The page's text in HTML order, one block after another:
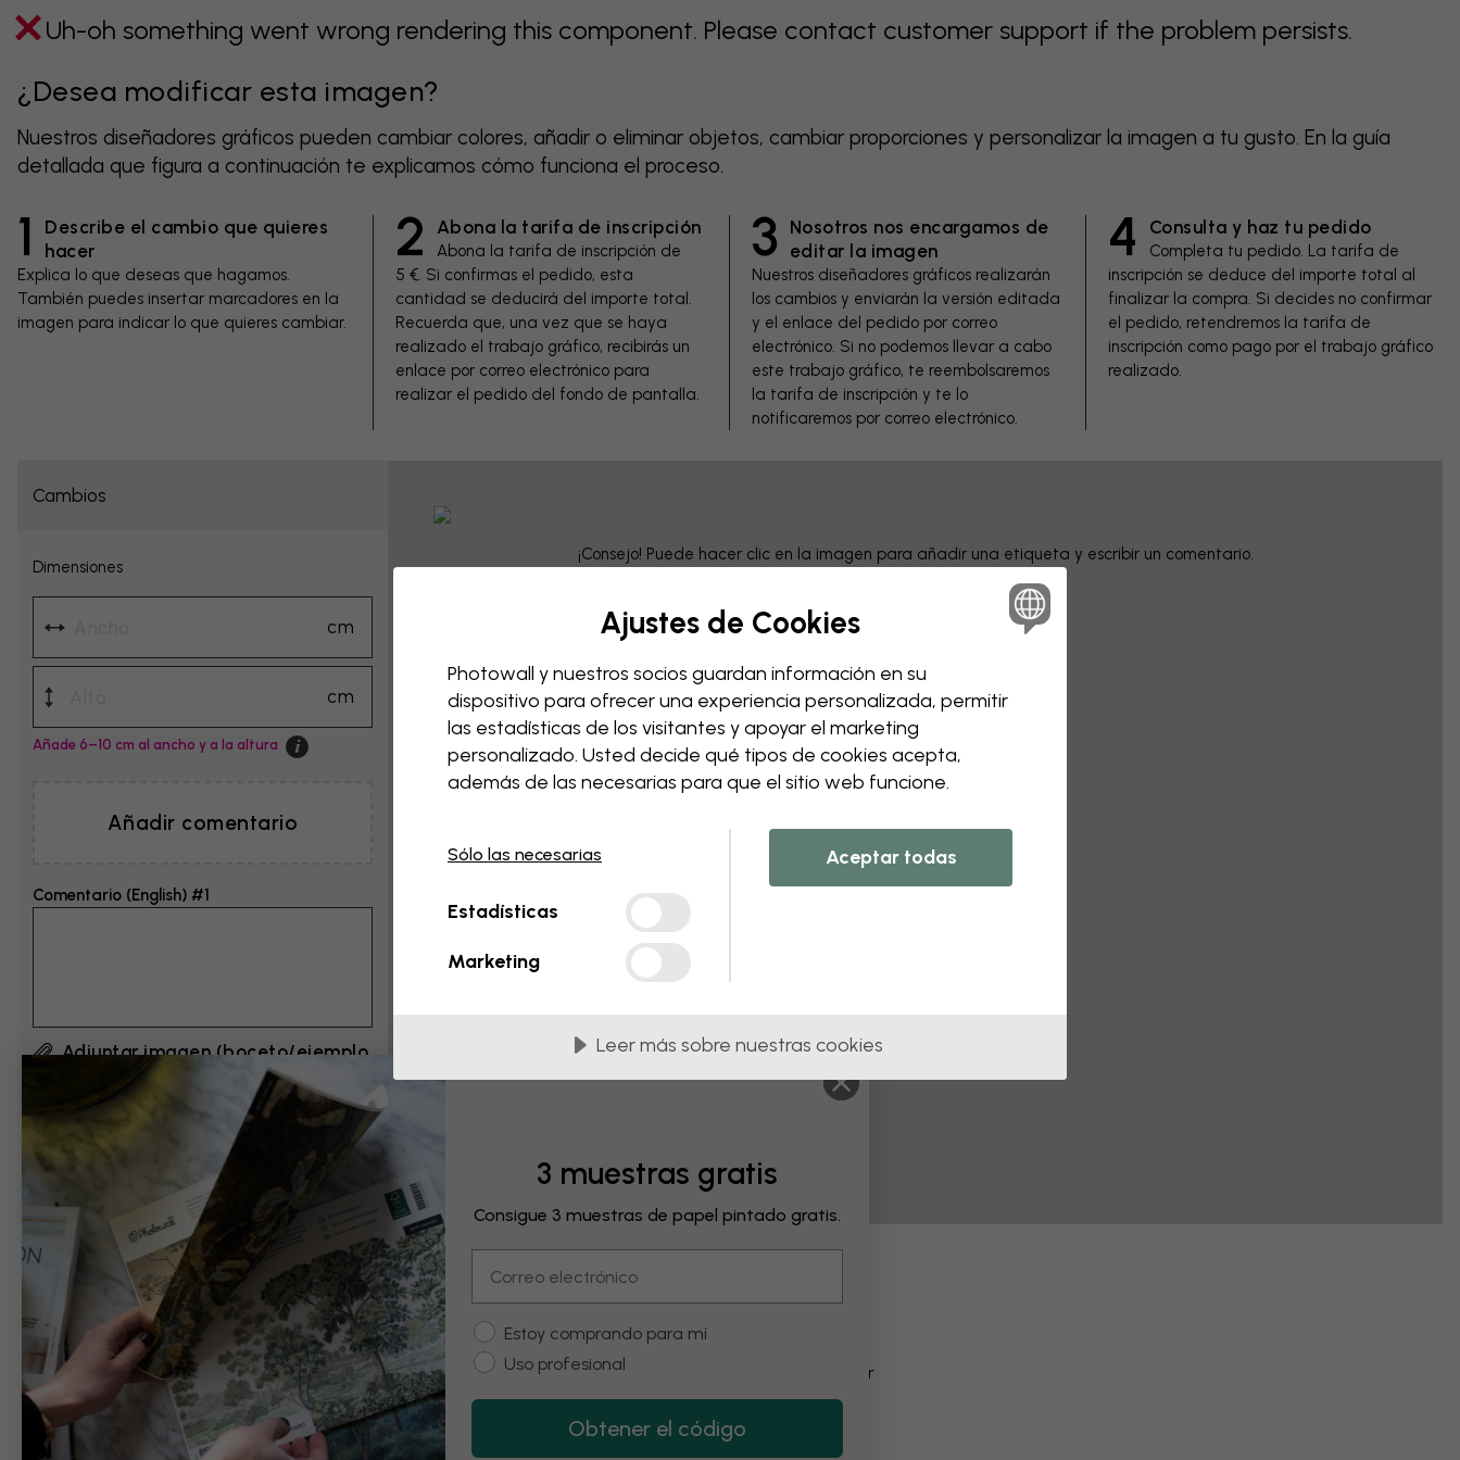
Uh-oh something went wrong rendering this component. Please contact customer support if the problem persists.
¿Desea modificar esta imagen?
Nuestros diseñadores gráficos pueden cambiar colores, añadir o eliminar objetos, cambiar proporciones y personalizar la imagen a tu gusto. En la guía
detallada que figura a continuación te explicamos cómo funciona el proceso.
1
Describe el cambio que quieres
hacer
Explica lo que deseas que hagamos.
También puedes insertar marcadores en la
imagen para indicar lo que quieres cambiar.
2 Abona la tarifa de inscripción
Abona la tarifa de inscripción de
5 €. Si confirmas el pedido, esta
cantidad se deducirá del importe total.
Recuerda que, una vez que se haya
realizado el trabajo gráfico, recibirás un
enlace por correo electrónico para
realizar el pedido del fondo de pantalla.
3
Nosotros nos encargamos de
editar la imagen
Nuestros diseñadores gráficos realizarán
los cambios y enviarán la versión editada
y el enlace del pedido por correo
electrónico. Si no podemos llevar a cabo
este trabajo gráfico, te reembolsaremos
la tarifa de inscripción y te lo
notificaremos por correo electrónico.
4 Consulta y haz tu pedido
Completa tu pedido. La tarifa de
inscripción se deduce del importe total al
finalizar la compra. Si decides no confirmar
el pedido, retendremos la tarifa de
inscripción como pago por el trabajo gráfico
realizado.
Cambios
Dimensiones
cm
cm
Añade 6–10 cm al ancho y a la altura
Añadir comentario
Comentario (English) #1
Adjuntar imagen (boceto/ejemplo
si es necesario)
Al hacer clic en ”Enviar”, acepto los
y confirmo que los he leído.
¡Consejo! Puede hacer clic en la imagen para añadir una etiqueta y escribir un comentario.
Ejemplos de cambios
En blanco y negro Cambiar el color
Vintage Restore
Ajustes de Cookies
Photowall y nuestros socios guardan información en su
dispositivo para ofrecer una experiencia personalizada, permitir
las estadísticas de los visitantes y apoyar el marketing
personalizado. Usted decide qué tipos de cookies acepta,
además de las necesarias para que el sitio web funcione.
Sólo las necesarias
Estadísticas
Marketing
Aceptar todas
Leer más sobre nuestras cookies
3 muestras gratis
Consigue 3 muestras de papel pintado gratis.
Customer type
Estoy comprando para mí
Uso profesional
Obtener el código